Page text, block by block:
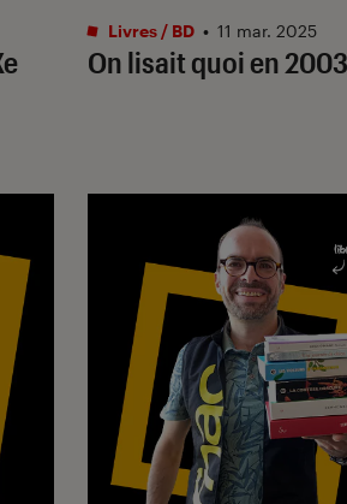
On lisait quoi en
Livres / BD • 11 mar. 2025